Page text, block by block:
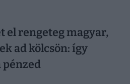
el rengeteg magyar,
ad kölcsön: így
pénzed